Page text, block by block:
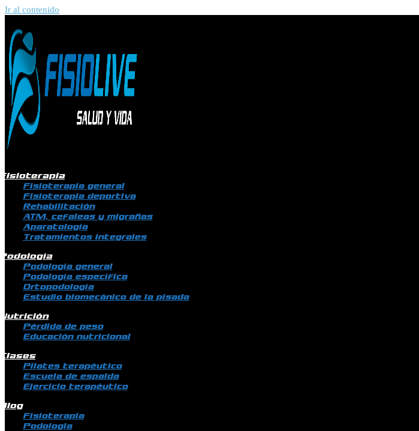
Ir al contenido
Fisioterapia general
Fisioterapia deportiva
Rehabilitación
ATM, cefaleas y migrañas
Aparatología
Tratamientos integrales
Podología general
Podología específica
Ortopodología
Estudio biomecánico de la pisada
Pérdida de peso
Educación nutricional
Pilates terapéutico
Escuela de espalda
Ejercicio terapéutico
Fisioterapia
Podologia